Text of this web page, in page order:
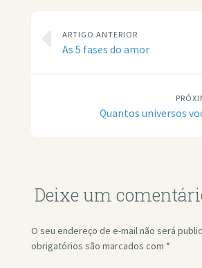
ARTIGO ANTERIOR
As 5 fases do amor
Quantos universos
Deixe um
O seu endereço de e-mail não será
obrigatórios são marcados com *